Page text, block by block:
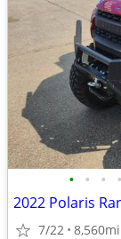
• • • •
2022 Polaris
7/22 8,560mi